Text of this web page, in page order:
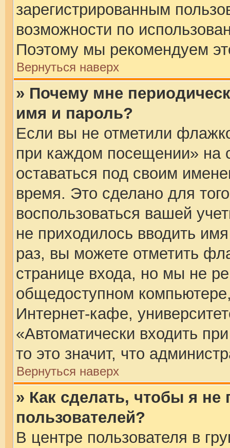
зарегистрированным
возможности по
Поэтому мы рекомендуем
Вернуться наверх
» Почему мне
имя и пароль?
Если вы не отметили
при каждом посещении» на
оставаться под своим
время. Это сделано для
воспользоваться вашей
не приходилось вводить
раз, вы можете отметить
странице входа, но мы не
общедоступном
Интернет-кафе,
«Автоматически входить
то это значит, что
Вернуться наверх
» Как сделать, чтобы я
пользователей?
В центре пользователя в